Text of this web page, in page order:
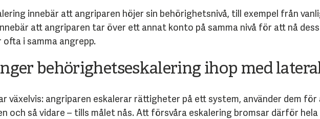
innebär att angriparen höjer sin behörighetsnivå, till exempel från
att angriparen tar över ett annat konto på samma nivå för att nå
i samma angrepp.
behörighetseskalering ihop med
växelvis: angriparen eskalerar rättigheter på ett system, använder dem
och så vidare – tills målet nås. Att försvåra eskalering bromsar därför